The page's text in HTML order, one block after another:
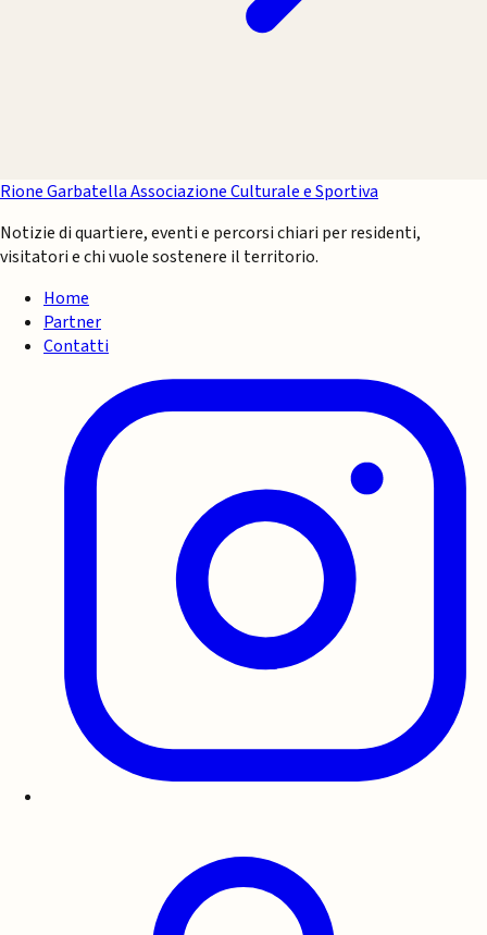
Rione GarbatellaAssociazione Culturale e Sportiva
Notizie di quartiere, eventi e percorsi chiari per residenti,
visitatori e chi vuole sostenere il territorio.
Home
Partner
Contatti